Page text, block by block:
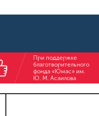
При поддержке
благотворительного
фонда «Юмас» им.
Ю. М. Асаилова